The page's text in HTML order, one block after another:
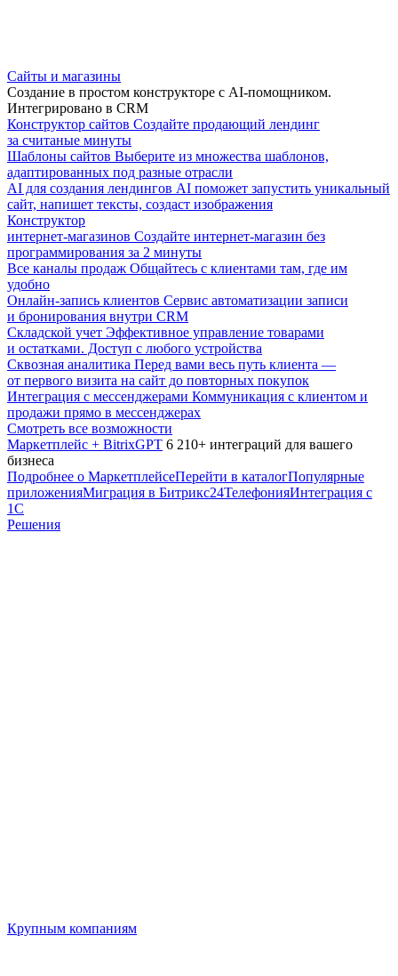
Сайты и магазины
Создание в простом конструкторе с AI-помощником.
Интегрировано в CRM
Конструктор сайтов Создайте продающий лендинг
за считаные минуты
Шаблоны сайтов Выберите из множества шаблонов,
адаптированных под разные отрасли
AI для создания лендингов AI поможет запустить уникальный
сайт, напишет тексты, создаст изображения
Конструктор
интернет-магазинов Создайте интернет-магазин без
программирования за 2 минуты
Все каналы продаж Общайтесь с клиентами там, где им
удобно
Онлайн-запись клиентов Сервис автоматизации записи
и бронирования внутри CRM
Складской учет Эффективное управление товарами
и остатками. Доступ с любого устройства
Сквозная аналитика Перед вами весь путь клиента —
от первого визита на сайт до повторных покупок
Интеграция с мессенджерами Коммуникация с клиентом и
продажи прямо в мессенджерах
Смотреть все возможности
Маркетплейс + BitrixGPT 6 210+ интеграций для вашего
бизнеса
Подробнее о МаркетплейсеПерейти в каталогПопулярные
приложенияМиграция в Битрикс24ТелефонияИнтеграция с
1С
Решения
Крупным компаниям